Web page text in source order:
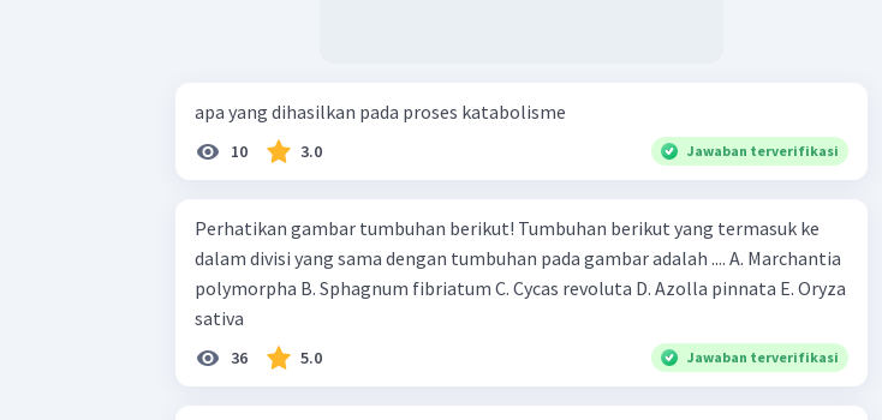
apa yang dihasilkan pada proses katabolisme
10 3.0 Jawaban terverifikasi
Perhatikan gambar tumbuhan berikut! Tumbuhan berikut yang termasuk ke
dalam divisi yang sama dengan tumbuhan pada gambar adalah .... A. Marchantia
polymorpha B. Sphagnum fibriatum C. Cycas revoluta D. Azolla pinnata E. Oryza
sativa
36 5.0 Jawaban terverifikasi